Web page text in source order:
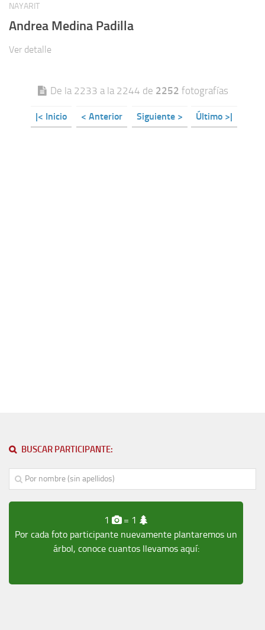
NAYARIT
Andrea Medina Padilla
Ver detalle
De la 2233 a la 2244 de 2252 fotografías
|< Inicio < Anterior Siguiente > Último >|
BUSCAR PARTICIPANTE:
1
= 1
Por cada foto participante nuevamente plantaremos un
árbol, conoce cuantos llevamos aquí: